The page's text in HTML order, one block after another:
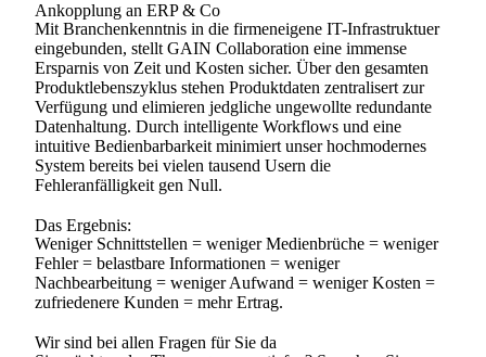
Ankopplung an ERP & Co
Mit Branchenkenntnis in die firmeneigene IT-Infrastruktuer
eingebunden, stellt GAIN Collaboration eine immense
Ersparnis von Zeit und Kosten sicher. Über den gesamten
Produktlebenszyklus stehen Produktdaten zentralisert zur
Verfügung und elimieren jedgliche ungewollte redundante
Datenhaltung. Durch intelligente Workflows und eine
intuitive Bedienbarbarkeit minimiert unser hochmodernes
System bereits bei vielen tausend Usern die
Fehleranfälligkeit gen Null.
Das Ergebnis:
Weniger Schnittstellen = weniger Medienbrüche = weniger
Fehler = belastbare Informationen = weniger
Nachbearbeitung = weniger Aufwand = weniger Kosten =
zufriedenere Kunden = mehr Ertrag.
Wir sind bei allen Fragen für Sie da